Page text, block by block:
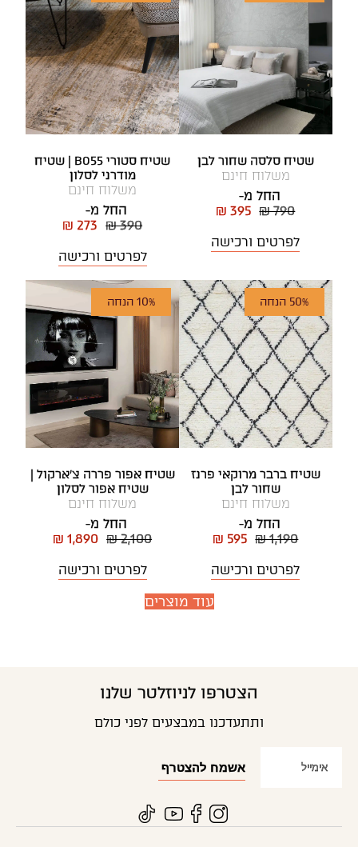
שטיח סלסה שחור לבן
משלוח חינם
החל מ-
₪ 790
₪ 395
לפרטים ורכישה
שטיח סטורי B055 | שטיח
מודרני לסלון
משלוח חינם
החל מ-
₪ 390
₪ 273
לפרטים ורכישה
50% הנחה
שטיח ברבר מרוקאי פרנז
שחור לבן
משלוח חינם
החל מ-
₪ 1,190
₪ 595
לפרטים ורכישה
10% הנחה
שטיח אפור פררה צ'ארקול |
שטיח אפור לסלון
משלוח חינם
החל מ-
₪ 2,100
₪ 1,890
לפרטים ורכישה
עוד מוצרים
הצטרפו לניוזלטר שלנו
ותתעדכנו במבצעים לפני כולם